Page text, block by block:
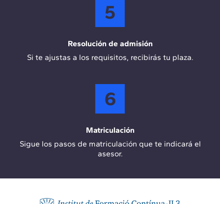
5
Resolución de admisión
Si te ajustas a los requisitos, recibirás tu plaza.
6
Matriculación
Sigue los pasos de matriculación que te indicará el
asesor.